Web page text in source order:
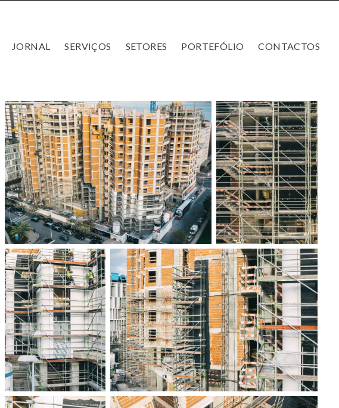
JORNAL SERVIÇOS SETORES PORTEFÓLIO CONTACTOS